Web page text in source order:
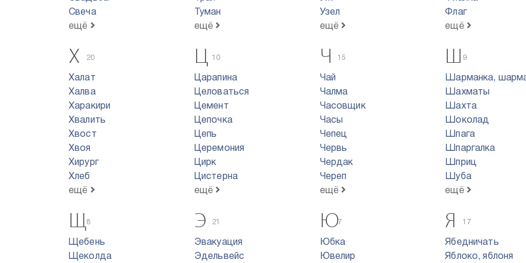
Свеча
ещё
Туман
ещё
Узел
ещё
Флаг
ещё
Х 20
Халат
Халва
Харакири
Хвалить
Хвост
Хвоя
Хирург
Хлеб
ещё
Ц 10
Царапина
Целоваться
Цемент
Цепочка
Цепь
Церемония
Цирк
Цистерна
ещё
Ч 15
Чай
Чалма
Часовщик
Часы
Чепец
Червь
Чердак
Череп
ещё
Ш 9
Шарманка,
Шахматы
Шахта
Шоколад
Шпага
Шпаргалка
Шприц
Шуба
ещё
Щ8
Щебень
Щеколда
Э 21
Эвакуация
Эдельвейс
Ю7
Юбка
Ювелир
Я 17
Ябедничать
Яблоко, яблоня